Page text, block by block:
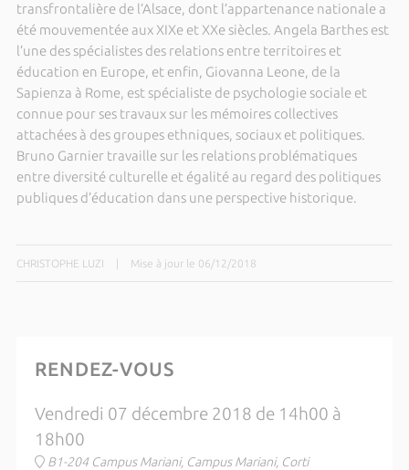
transfrontalière de l’Alsace, dont l’appartenance nationale a
été mouvementée aux XIXe et XXe siècles. Angela Barthes est
l’une des spécialistes des relations entre territoires et
éducation en Europe, et enfin, Giovanna Leone, de la
Sapienza à Rome, est spécialiste de psychologie sociale et
connue pour ses travaux sur les mémoires collectives
attachées à des groupes ethniques, sociaux et politiques.
Bruno Garnier travaille sur les relations problématiques
entre diversité culturelle et égalité au regard des politiques
publiques d’éducation dans une perspective historique.
CHRISTOPHE LUZI Mise à jour le 06/12/2018
RENDEZ-VOUS
Vendredi 07 décembre 2018 de 14h00 à
18h00
B1-204 Campus Mariani, Campus Mariani, Corti